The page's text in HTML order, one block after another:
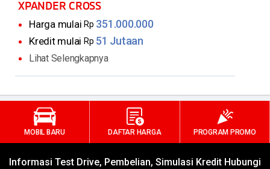
Colour, Radio, Bluetooth, USB Player,
Smartphone Connectivity, 4 speakers
Tipe GLX Wide 2DIN Audio Not Supported Video,
USB Player, CD, MP3, 4 speakers
High Console
Leather-wrapped (Dakar, Exceed)
Mitsubishi Remote System from Smartphone
(Dakar)
Tailgate Operation
Vehicle Reminder
XPANDER CROSS
Harga mulai Rp 351.000.000
Kredit mulai Rp 51 Jutaan
Lihat Selengkapnya
MOBIL BARU DAFTAR HARGA PROGRAM PROMO
Informasi Test Drive, Pembelian, Simulasi Kredit Hubungi